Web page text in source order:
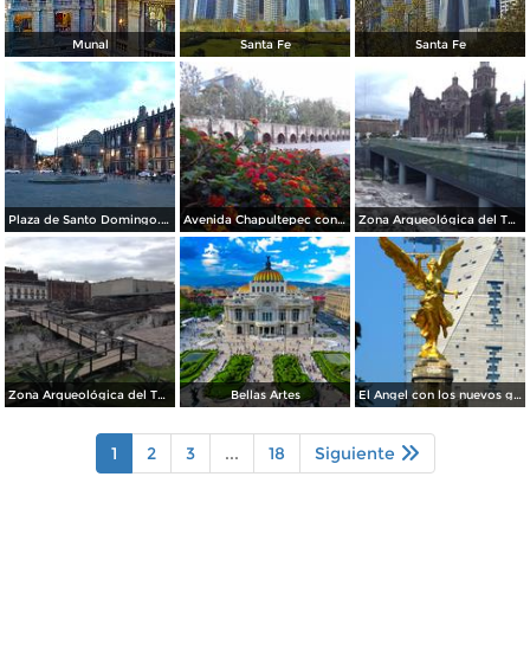
Munal Santa Fe Santa Fe
Plaza de Santo Domingo. Julio/208 Avenida Chapultepec con el acueducto. Julio/2018 Zona Arqueológica del Templo Mayor. Junio/2018
Zona Arqueológica del Templo Mayor. Junio/2018 Bellas Artes El Angel con los nuevos guardianes de reforma.
1 2 3 ... 18 Siguiente